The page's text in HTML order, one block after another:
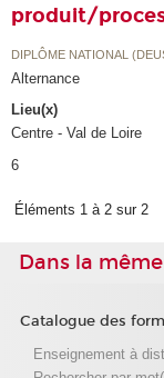
produit/
DIPLÔME NATIONAL
Alternance
Lieu(x)
Centre - Val de Loire
6
Éléments 1 à 2 sur 2
Dans la
Catalogue des
Enseignement à